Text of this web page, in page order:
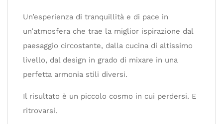
Un’esperienza di tranquillità e di pace in
un’atmosfera che trae la miglior ispirazione dal
paesaggio circostante, dalla cucina di altissimo
livello, dal design in grado di mixare in una
perfetta armonia stili diversi.
Il risultato è un piccolo cosmo in cui perdersi. E
ritrovarsi.